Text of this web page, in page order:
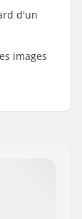
d'un
images